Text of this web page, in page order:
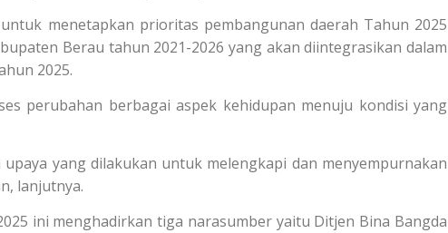
menetapkan prioritas pembangunan daerah Tahun 2025
Berau tahun 2021-2026 yang akan diintegrasikan dalam
2025.
perubahan berbagai aspek kehidupan menuju kondisi yang
yang dilakukan untuk melengkapi dan menyempurnakan
lanjutnya.
ini menghadirkan tiga narasumber yaitu Ditjen Bina Bangda